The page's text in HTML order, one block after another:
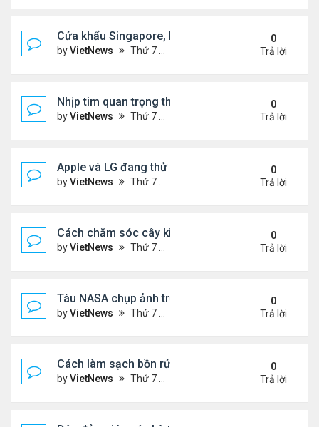
Cửa khẩu Singapore, Malaysia kín khách ngày
byVietNews Thứ 7 Tháng 4 02, 2022 9:12 am
0
Trả lời
Nhịp tim quan trọng thế nào trong chạy bộ
byVietNews Thứ 7 Tháng 4 02, 2022 9:08 am
0
Trả lời
Apple và LG đang thử nghiệm màn hình gập 9 inch
byVietNews Thứ 7 Tháng 4 02, 2022 9:06 am
0
Trả lời
Cách chăm sóc cây kim tiền
byVietNews Thứ 7 Tháng 4 02, 2022 9:00 am
0
Trả lời
Tàu NASA chụp ảnh trực thăng sao Hỏa từ quỹ
byVietNews Thứ 7 Tháng 4 02, 2022 8:59 am
0
Trả lời
Cách làm sạch bồn rửa bát và rửa mặt
byVietNews Thứ 7 Tháng 4 02, 2022 8:44 am
0
Trả lời